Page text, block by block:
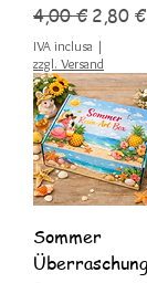
Prezzo
4,00 € 2,80 €
IVA inclusa |
zzgl. Versand
Sommer